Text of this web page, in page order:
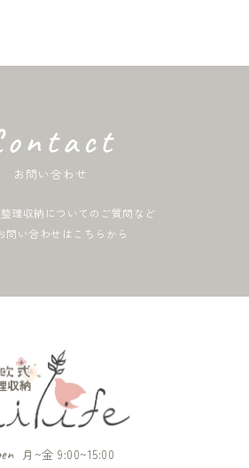
お問い合わせ
理収納についてのご質問など
問い合わせはこちらから
月~金 9:00~15:00